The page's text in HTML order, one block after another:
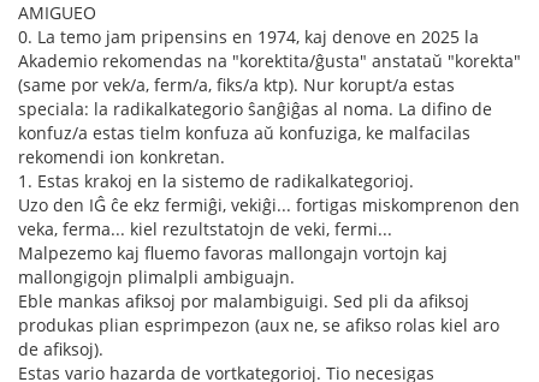
AMIGUEO
0. La temo jam pripensins en 1974, kaj denove en 2025 la
Akademio rekomendas na "korektita/ĝusta" anstataŭ "korekta"
(same por vek/a, ferm/a, fiks/a ktp). Nur korupt/a estas
speciala: la radikalkategorio ŝanĝiĝas al noma. La difino de
konfuz/a estas tielm konfuza aŭ konfuziga, ke malfacilas
rekomendi ion konkretan.
1. Estas krakoj en la sistemo de radikalkategorioj.
Uzo den IĜ ĉe ekz fermiĝi, vekiĝi... fortigas miskomprenon den
veka, ferma... kiel rezultstatojn de veki, fermi...
Malpezemo kaj fluemo favoras mallongajn vortojn kaj
mallongigojn plimalpli ambiguajn.
Eble mankas afiksoj por malambiguigi. Sed pli da afiksoj
produkas plian esprimpezon (aux ne, se afikso rolas kiel aro
de afiksoj).
Estas vario hazarda de vortkategorioj. Tio necesigas